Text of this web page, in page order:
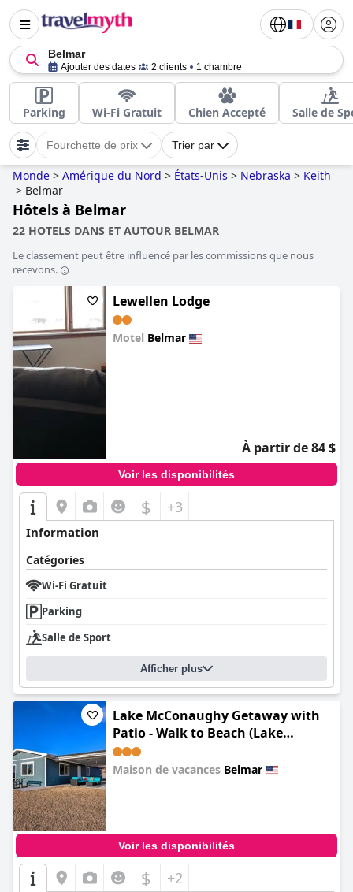
Belmar
Ajouter des dates 2 clients 1 chambre
Parking Wi-Fi Gratuit Chien Accepté Salle de
Fourchette de prix Trier par
Monde > Amérique du Nord > États-Unis > Nebraska > Keith
> Belmar
Hôtels à Belmar
22 HOTELS DANS ET AUTOUR BELMAR
Le classement peut être influencé par les commissions que nous
recevons.
Lewellen Lodge
Motel Belmar
À partir de 84 $
Voir les disponibilités
$ +3
Information
Catégories
Wi-Fi Gratuit
Parking
Salle de Sport
Afficher plus
Lake McConaughy Getaway with
Patio - Walk to Beach (Lake
McConaughy Getaway with
covered patio)
Maison de vacances Belmar
Voir les disponibilités
$ +2